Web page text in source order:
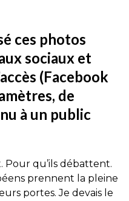
ces photos
sociaux et
(Facebook
de
à un public
Pour qu’ils débattent.
prennent la pleine
portes. Je devais le